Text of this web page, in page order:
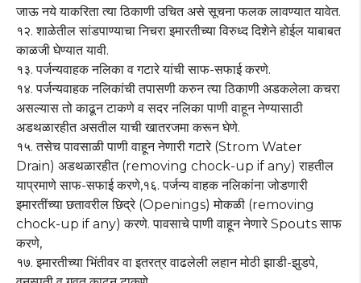
जाऊ नये याकरिता त्या ठिकाणी उचित असे सूचना फलक लावण्यात यावेत.
१२. शाळेतील सांडपाण्याचा निचरा इमारतीच्या विरुध्द दिशेने होईल याबाबत
काळजी घेण्यात यावी.
१३. पर्जन्यवाहक नलिका व गटारे यांची साफ-सफाई करणे.
१४. पर्जन्यवाहक नलिकांची तपासणी करुन त्या ठिकाणी अडकलेला कचरा
असल्यास तो काढून टाकणे व सदर नलिका पाणी वाहून नेण्यासाठी
अडथळारहीत असतील याची खातरजमा करून घेणे.
१५. तसेच पावसाळी पाणी वाहून नेणारी गटारे (Strom Water
Drain) अडथळारहीत (removing chock-up if any) राहतील
याप्रमाणे साफ-सफाई करणे,१६. पर्जन्य वाहक नलिकांना जोडणारी
इमारतींच्या छतावरील छिद्रे (Openings) मोकळी (removing
chock-up if any) करणे. पावसाचे पाणी वाहून नेणारे Spouts साफ
करणे,
१७. इमारतीच्या भिंतीवर वा इतरत्र वाढलेली लहान मोठी झाडी-झुडपे,